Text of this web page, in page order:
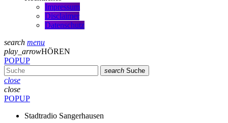
Impressum
Disclaimer
Datenschutz
search menu
play_arrowHÖREN
POPUP
search Suche
close
close
POPUP
Stadtradio Sangerhausen